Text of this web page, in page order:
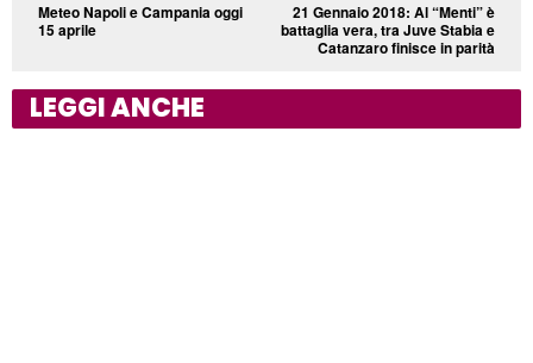
Meteo Napoli e Campania oggi
15 aprile
21 Gennaio 2018: Al “Menti” è
battaglia vera, tra Juve Stabia e
Catanzaro finisce in parità
LEGGI ANCHE